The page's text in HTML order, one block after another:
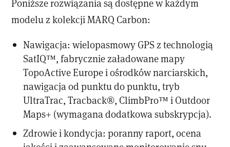
Poniższe rozwiązania są dostępne w każdym
modelu z kolekcji MARQ Carbon:
Nawigacja: wielopasmowy GPS z technologią
SatIQ™, fabrycznie załadowane mapy
TopoActive Europe i ośrodków narciarskich,
nawigacja od punktu do punktu, tryb
UltraTrac, Tracback®, ClimbPro™ i Outdoor
Maps+ (wymagana dodatkowa subskrypcja).
Zdrowie i kondycja: poranny raport, ocena